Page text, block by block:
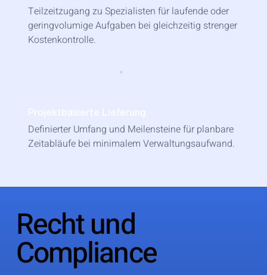
Teilzeitzugang zu Spezialisten für laufende oder
geringvolumige Aufgaben bei gleichzeitig strenger
Kostenkontrolle.
Definierter Umfang und Meilensteine ​​für planbare
Zeitabläufe bei minimalem Verwaltungsaufwand.
Recht und
Compliance